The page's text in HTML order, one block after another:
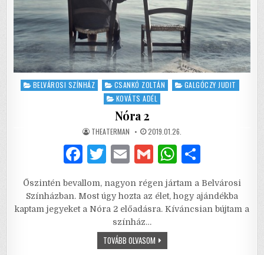
Posted
BELVÁROSI SZÍNHÁZ CSANKÓ ZOLTÁN
GALGÓCZY JUDIT
KOVÁTS ADÉL
Nóra 2
AUTHOR:
THEATERMAN PUBLISHED
DATE:
2019.01.26.
F
c
e
b
T
it
te
r
E
ai
l
G
ai
l
W
at
s
ar
e
Őszintén bevallom, nagyon régen jártam a Belvárosi
Színházban. Most úgy hozta az élet, hogy ajándékba
kaptam jegyeket a Nóra 2 előadásra. Kíváncsian bújtam a
színház…
TOVÁBB OLVASOMNÓRA
2